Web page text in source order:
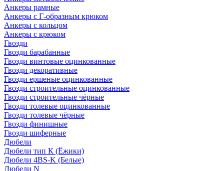
Анкеры рамные
Анкеры с Г-образным крюком
Анкеры с кольцом
Анкеры с крюком
Гвозди
Гвозди барабанные
Гвозди винтовые оцинкованные
Гвозди декоративные
Гвозди ершеные оцинкованные
Гвозди строительные оцинкованные
Гвозди строительные чёрные
Гвозди толевые оцинкованные
Гвозди толевые чёрные
Гвозди финишные
Гвозди шиферные
Дюбели
Дюбели тип К (Ёжики)
Дюбели 4BS-K (Белые)
Дюбели N